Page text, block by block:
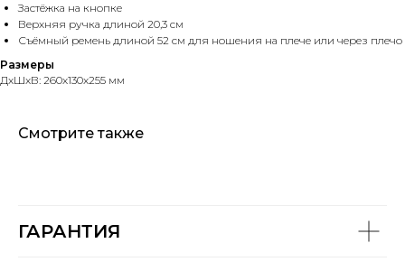
Застёжка на кнопке
Верхняя ручка длиной 20,3 см
Съёмный ремень длиной 52 см для ношения на плече или через плечо
Размеры
ДxШxВ: 260x130x255 мм
Смотрите также
ГАРАНТИЯ